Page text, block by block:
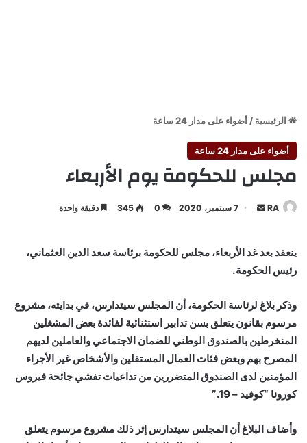
الرئيسية / أضواء على مدار 24 ساعة
أضواء على مدار 24 ساعة
مجلس للحكومة يوم الأربعاء
RA
أرسل 7 سبتمبر، 2020 0
345 دقيقة واحدة
ينعقد بعد غد الأربعاء، مجلس للحكومة برئاسة سعد الدين العثماني،
رئيس الحكومة.
وذكر بلاغ لرئاسة الحكومة، أن المجلس سيتدارس، في بدايته، مشروع
مرسوم بقانون يتعلق بسن تدابير استثنائية لفائدة بعض المشغلين
المنخرطين بالصندوق الوطني للضمان الاجتماعي والعاملين لديهم
المصرح بهم وبعض فئات العمال المستقلين والأشخاص غير الأجراء
المؤمنين لدى الصندوق المتضررين من تداعيات تفشي جائحة فيروس
كورونا “كوفيد – 19.”
وأضاف البلاغ أن المجلس سيتدارس إثر ذلك مشروع مرسوم يتعلق